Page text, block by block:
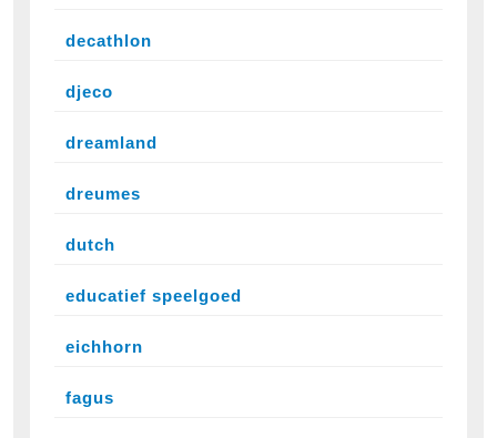
decathlon
djeco
dreamland
dreumes
dutch
educatief speelgoed
eichhorn
fagus